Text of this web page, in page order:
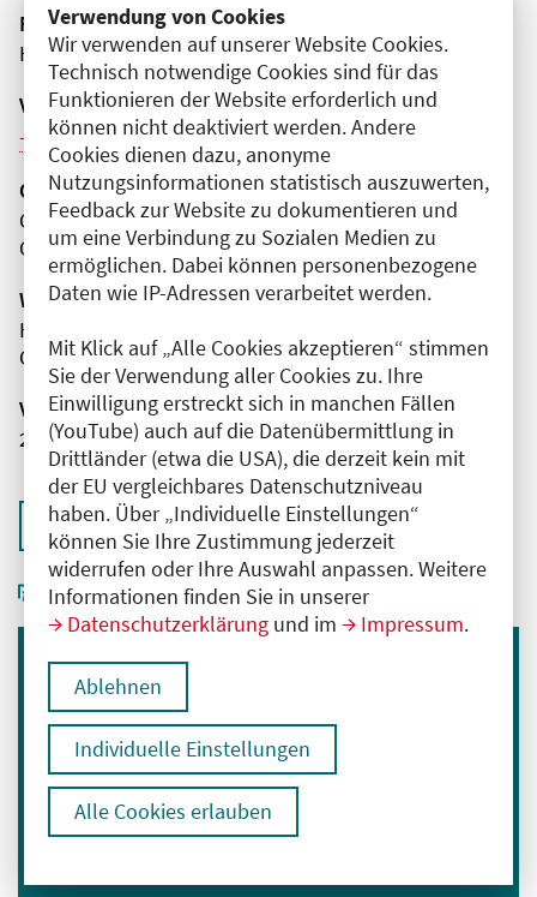
Verwendung von Cookies
Wir verwenden auf unserer Website Cookies.
Technisch notwendige Cookies sind für das
Funktionieren der Website erforderlich und
können nicht deaktiviert werden. Andere
Cookies dienen dazu, anonyme
Nutzungsinformationen statistisch auszuwerten,
Feedback zur Website zu dokumentieren und
um eine Verbindung zu Sozialen Medien zu
ermöglichen. Dabei können personenbezogene
Daten wie IP-Adressen verarbeitet werden.
Mit Klick auf „Alle Cookies akzeptieren“ stimmen
Sie der Verwendung aller Cookies zu. Ihre
Einwilligung erstreckt sich in manchen Fällen
(YouTube) auch auf die Datenübermittlung in
Drittländer (etwa die USA), die derzeit kein mit
der EU vergleichbares Datenschutzniveau
haben. Über „Individuelle Einstellungen“
können Sie Ihre Zustimmung jederzeit
widerrufen oder Ihre Auswahl anpassen. Weitere
Informationen finden Sie in unserer
Datenschutzerklärung und im Impressum.
Ablehnen
Individuelle Einstellungen
Alle Cookies erlauben
Fortbildungsformat
Hybrid
Veranstaltungsreihe
Weitere Veranstaltungen dieser Reihe (5)
Organisator(en)
Charité - Universitätsmedizin Berlin
Campus Virchow-Klinikum
Wissenschaftliche Leitung
Herr Dr. med. Thomas Fritzsche
Charité - Universitätsmedizin Berlin
Veranstaltungsnummer
2761102025060620100
Zurück zur Übersicht
Immer informiert bleiben
Melden Sie sich für unseren Newsletter an:
E-Mail-Adresse eingeben